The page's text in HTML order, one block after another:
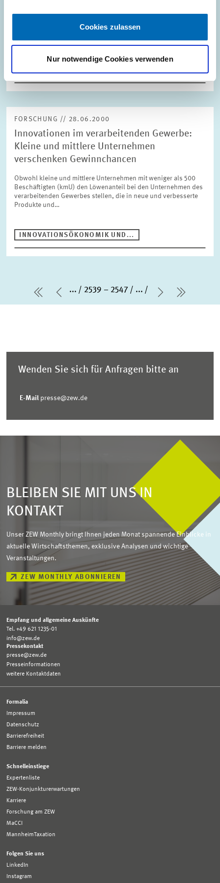
Cookies zulassen
Nur notwendige Cookies verwenden
Der Euro ist auf einem Niveau von etwas mehr als 90 Cents
kann bezüglich der weiteren Entwicklung seines Wechselkurses
keine Entwarnung gegeben werden.…
FORSCHUNG // 28.06.2000
Innovationen im verarbeitenden Gewerbe:
Kleine und mittlere Unternehmen
verschenken Gewinnchancen
Obwohl kleine und mittlere Unternehmen mit weniger als 500
Beschäftigten (kmU) den Löwenanteil bei den Unternehmen des
verarbeitenden Gewerbes stellen, die in neue und verbesserte
Produkte und…
INNOVATIONSÖKONOMIK UND...
erste Seite
Vorherige Seite
... 2539 – 2547 ...
Nächste
letzte
Wenden Sie sich für Anfragen bitte an
E-Mail presse@zew.de
BLEIBEN SIE MIT UNS IN
KONTAKT
Unser ZEW Monthly bringt Ihnen jeden Monat spannende Einblicke in
aktuelle Wirtschaftsthemen, exklusive Analysen und wichtige
Veranstaltungen.
ZEW MONTHLY ABONNIEREN
Empfang und allgemeine Auskünfte
Tel. +49 621 1235-01
info@zew.de
Pressekontakt
presse@zew.de
Presseinformationen
weitere Kontaktdaten
Formalia
Impressum
Datenschutz
Barrierefreiheit
Barriere melden
Schnelleinstiege
Expertenliste
ZEW-Konjunkturerwartungen
Karriere
Forschung am ZEW
MaCCI
MannheimTaxation
Folgen Sie uns
LinkedIn
Instagram